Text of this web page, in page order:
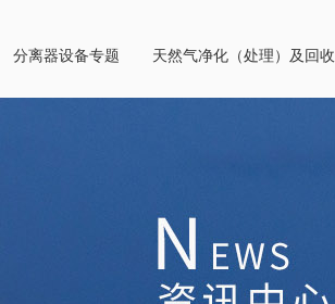
分离器设备专题 天然气净化（处理）及回收